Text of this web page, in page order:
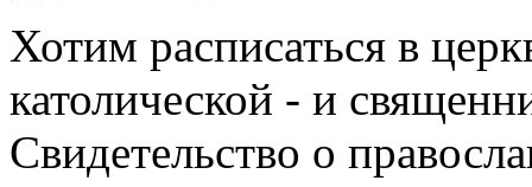
Хотим расписаться в
католической - и
Свидетельство о